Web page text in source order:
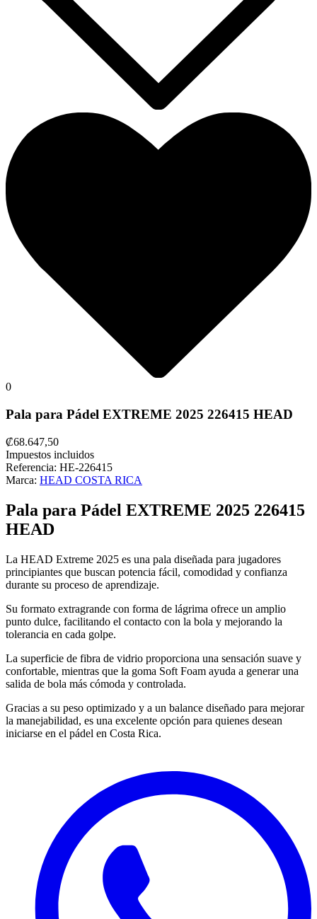
0
Pala para Pádel EXTREME 2025 226415 HEAD
₡68.647,50
Impuestos incluidos
Referencia: HE-226415
Marca: HEAD COSTA RICA
Pala para Pádel EXTREME 2025 226415
HEAD
La HEAD Extreme 2025 es una pala diseñada para jugadores
principiantes que buscan potencia fácil, comodidad y confianza
durante su proceso de aprendizaje.
Su formato extragrande con forma de lágrima ofrece un amplio
punto dulce, facilitando el contacto con la bola y mejorando la
tolerancia en cada golpe.
La superficie de fibra de vidrio proporciona una sensación suave y
confortable, mientras que la goma Soft Foam ayuda a generar una
salida de bola más cómoda y controlada.
Gracias a su peso optimizado y a un balance diseñado para mejorar
la manejabilidad, es una excelente opción para quienes desean
iniciarse en el pádel en Costa Rica.